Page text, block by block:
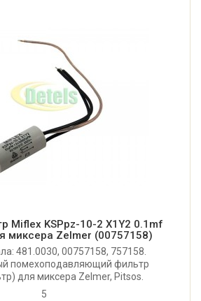
Miflex KSPpz-10-2 X1Y2 0.1mf
миксера Zelmer (00757158)
481.0030, 00757158, 757158.
помехоподавляющий фильтр
для миксера Zelmer, Pitsos.
Miflex (Италия).
5